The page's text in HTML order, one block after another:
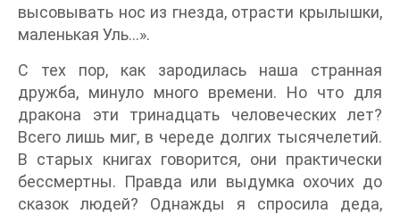
высовывать нос из гнезда, отрасти крылышки,
маленькая Уль…».
С тех пор, как зародилась наша странная
дружба, минуло много времени. Но что для
дракона эти тринадцать человеческих лет?
Всего лишь миг, в череде долгих тысячелетий.
В старых книгах говорится, они практически
бессмертны. Правда или выдумка охочих до
сказок людей? Однажды я спросила деда,